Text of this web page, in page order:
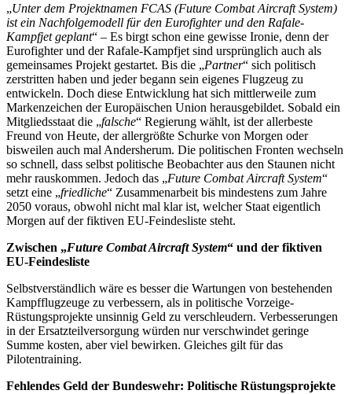
„Unter dem Projektnamen FCAS (Future Combat Aircraft System)
ist ein Nachfolgemodell für den Eurofighter und den Rafale-
Kampfjet geplant“ – Es birgt schon eine gewisse Ironie, denn der
Eurofighter und der Rafale-Kampfjet sind ursprünglich auch als
gemeinsames Projekt gestartet. Bis die „Partner“ sich politisch
zerstritten haben und jeder begann sein eigenes Flugzeug zu
entwickeln. Doch diese Entwicklung hat sich mittlerweile zum
Markenzeichen der Europäischen Union herausgebildet. Sobald ein
Mitgliedsstaat die „falsche“ Regierung wählt, ist der allerbeste
Freund von Heute, der allergrößte Schurke von Morgen oder
bisweilen auch mal Andersherum. Die politischen Fronten wechseln
so schnell, dass selbst politische Beobachter aus den Staunen nicht
mehr rauskommen. Jedoch das „Future Combat Aircraft System“
setzt eine „friedliche“ Zusammenarbeit bis mindestens zum Jahre
2050 voraus, obwohl nicht mal klar ist, welcher Staat eigentlich
Morgen auf der fiktiven EU-Feindesliste steht.
Zwischen „Future Combat Aircraft System“ und der fiktiven
EU-Feindesliste
Selbstverständlich wäre es besser die Wartungen von bestehenden
Kampfflugzeuge zu verbessern, als in politische Vorzeige-
Rüstungsprojekte unsinnig Geld zu verschleudern. Verbesserungen
in der Ersatzteilversorgung würden nur verschwindet geringe
Summe kosten, aber viel bewirken. Gleiches gilt für das
Pilotentraining.
Fehlendes Geld der Bundeswehr: Politische Rüstungsprojekte